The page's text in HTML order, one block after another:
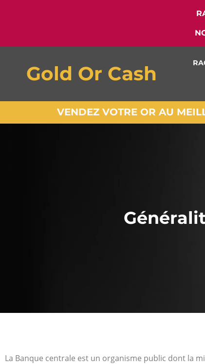
Gold Or Cash
VENDEZ VOTRE OR AU
La Banque centrale est un organisme public dont la